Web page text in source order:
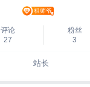
评论
27
粉丝
3
站长